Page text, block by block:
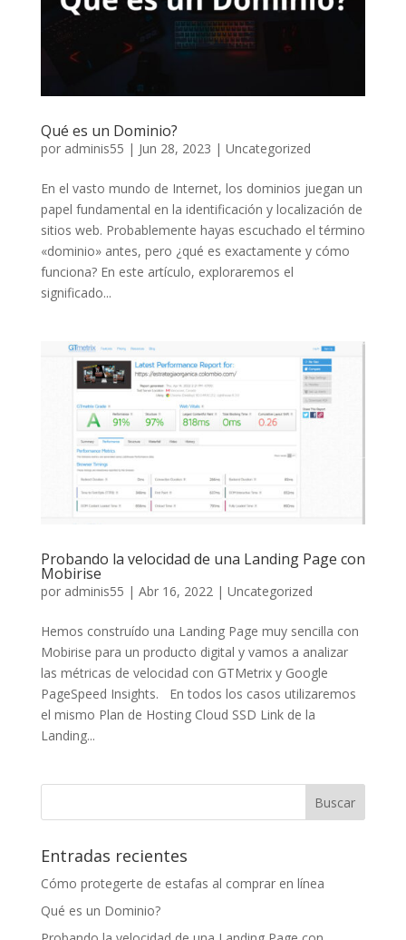
Qué es un Dominio?
por adminis55 | Jun 28, 2023 | Uncategorized
En el vasto mundo de Internet, los dominios juegan un
papel fundamental en la identificación y localización de
sitios web. Probablemente hayas escuchado el término
«dominio» antes, pero ¿qué es exactamente y cómo
funciona? En este artículo, exploraremos el
significado...
Probando la velocidad de una Landing Page con
Mobirise
por adminis55 | Abr 16, 2022 | Uncategorized
Hemos construído una Landing Page muy sencilla con
Mobirise para un producto digital y vamos a analizar
las métricas de velocidad con GTMetrix y Google
PageSpeed Insights. En todos los casos utilizaremos
el mismo Plan de Hosting Cloud SSD Link de la
Landing...
Entradas recientes
Cómo protegerte de estafas al comprar en línea
Qué es un Dominio?